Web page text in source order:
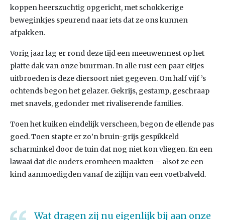
koppen heerszuchtig opgericht, met schokkerige
beweginkjes speurend naar iets dat ze ons kunnen
afpakken.
Vorig jaar lag er rond deze tijd een meeuwennest op het
platte dak van onze buurman. In alle rust een paar eitjes
uitbroeden is deze diersoort niet gegeven. Om half vijf ’s
ochtends begon het gelazer. Gekrijs, gestamp, geschraap
met snavels, gedonder met rivaliserende families.
Toen het kuiken eindelijk verscheen, begon de ellende pas
goed. Toen stapte er zo’n bruin-grijs gespikkeld
scharminkel door de tuin dat nog niet kon vliegen. En een
lawaai dat die ouders eromheen maakten – alsof ze een
kind aanmoedigden vanaf de zijlijn van een voetbalveld.
Wat dragen zij nu eigenlijk bij aan onze